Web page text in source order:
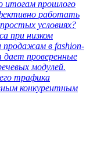
итогам прошлого
работать
условиях?
при низком
продажам в fashion-
дает проверенные
модулей.
трафика
конкурентным